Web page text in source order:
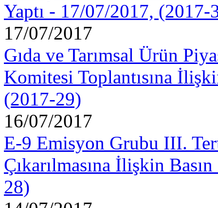
Yaptı - 17/07/2017, (2017-
17/07/2017
Gıda ve Tarımsal Ürün
Komitesi Toplantısına
(2017-29)
16/07/2017
E-9 Emisyon Grubu III.
Çıkarılmasına İlişkin
28)